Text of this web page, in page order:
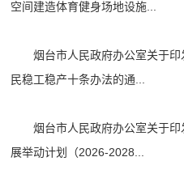
空间建造体育健身场地设施...
烟台市人民政府办公室关于印
民稳工稳产十条办法的通...
烟台市人民政府办公室关于印
展举动计划（2026-2028...